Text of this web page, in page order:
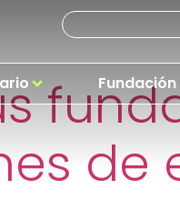
Fundación